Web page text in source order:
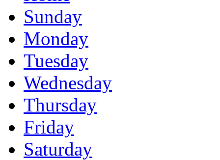
Sunday
Monday
Tuesday
Wednesday
Thursday
Friday
Saturday